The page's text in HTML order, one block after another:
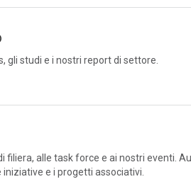
gli studi e i nostri report di settore.
filiera, alle task force e ai nostri eventi.
e i progetti associativi.